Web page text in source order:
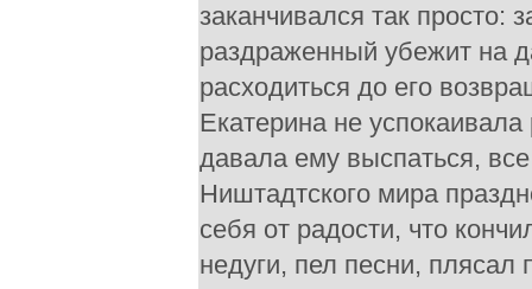
заканчивался так просто:
раздраженный убежит на
расходиться до его
Екатерина не
давала ему выспаться,
Ништадтского мира
себя от радости, что
недуги, пел песни,